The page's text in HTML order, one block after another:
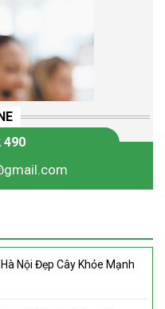
490
Nội Đẹp Cây Khỏe Mạnh